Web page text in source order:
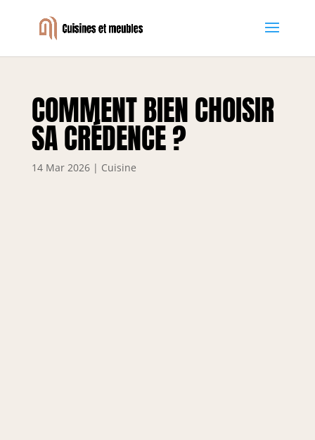
COMMENT BIEN CHOISIR
SA CRÉDENCE ?
14 Mar 2026| Cuisine